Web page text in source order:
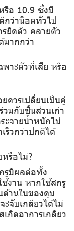
รือ 10.9 ซึ่งมี
กว่าน็อตทั่วไป
ยืดตัว คลายตัว
มากกว่า
พาะตัวที่เสีย หรือ
ควรเปลี่ยนเป็นคู่
วมกับชิ้นส่วนเก่า
ะจายน้ำหนักไม่
ร็วกว่าปกติได้
รือไม่?
รูมีผลต่อทั้ง
ช้งาน หากใช้สกรู
ด้านในของดุม
จับเกลียวได้ไม่
กิดอาการเกลียว